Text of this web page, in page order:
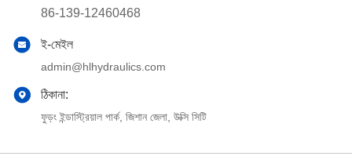
86-139-12460468
ই-মেইল
admin@hlhydraulics.com
ঠিকানা:
ফুড়ং ইন্ডাস্ট্রিয়াল পার্ক, জিশান জেলা, উক্সি সিটি